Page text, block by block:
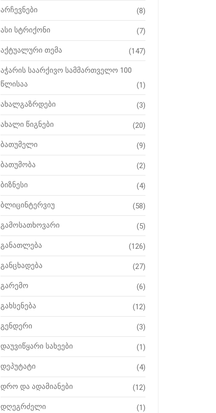
არჩევნები (8)
ასი სტრიქონი (7)
აქტუალური თემა (147)
აჭარის საარქივო სამმართველო 100
წლისაა
(1)
ახალგაზრდები (3)
ახალი წიგნები (20)
ბათუმელი (9)
ბათუმობა (2)
ბიზნესი (4)
ბლიცინტერვიუ (58)
გამოსათხოვარი (5)
განათლება (126)
განცხადება (27)
გარემო (6)
გახსენება (12)
გენდერი (3)
დაუვიწყარი სახეები (1)
დეპუტატი (4)
დრო და ადამიანები (12)
დღეგრძელი (1)